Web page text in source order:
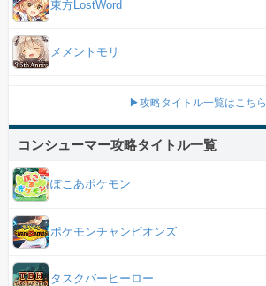
東方LostWord
メメントモリ
▶攻略タイトル一覧はこちら
コンシューマー攻略タイトル一覧
ぽこあポケモン
ポケモンチャンピオンズ
タスクバーヒーロー